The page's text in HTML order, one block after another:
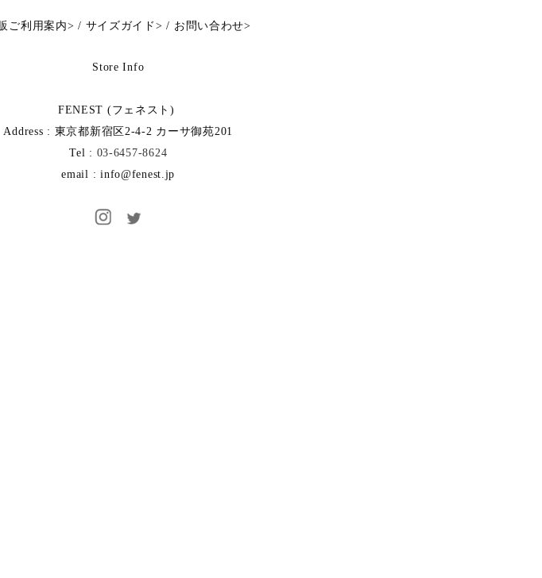
ご利用案内> / サイズガイド> / お問い合わせ>
Store Info
FENEST (フェネスト)
Address : 東京都新宿区2-4-2 カーサ御苑201
Tel : 03-6457-8624
email : info@fenest.jp